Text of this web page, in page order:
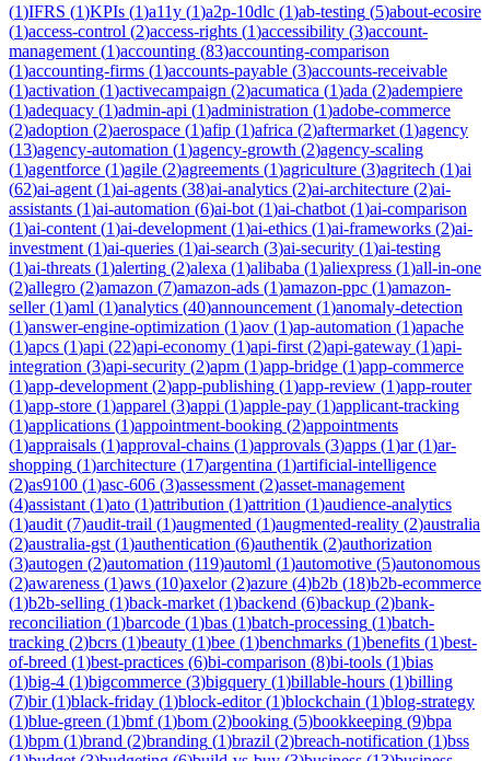
(1)IFRS (1)KPIs (1)a11y (1)a2p-10dlc (1)ab-testing (5)about-ecosire
(1)access-control (2)access-rights (1)accessibility (3)account-
management (1)accounting (83)accounting-comparison
(1)accounting-firms (1)accounts-payable (3)accounts-receivable
(1)activation (1)activecampaign (2)acumatica (1)ada (2)adempiere
(1)adequacy (1)admin-api (1)administration (1)adobe-commerce
(2)adoption (2)aerospace (1)afip (1)africa (2)aftermarket (1)agency
(13)agency-automation (1)agency-growth (2)agency-scaling
(1)agentforce (1)agile (2)agreements (1)agriculture (3)agritech (1)ai
(62)ai-agent (1)ai-agents (38)ai-analytics (2)ai-architecture (2)ai-
assistants (1)ai-automation (6)ai-bot (1)ai-chatbot (1)ai-comparison
(1)ai-content (1)ai-development (1)ai-ethics (1)ai-frameworks (2)ai-
investment (1)ai-queries (1)ai-search (3)ai-security (1)ai-testing
(1)ai-threats (1)alerting (2)alexa (1)alibaba (1)aliexpress (1)all-in-one
(2)allegro (2)amazon (7)amazon-ads (1)amazon-ppc (1)amazon-
seller(1)aml (1)analytics (40)announcement (1)anomaly-detection
(1)answer-engine-optimization (1)aov (1)ap-automation (1)apache
(1)apcs (1)api (22)api-economy (1)api-first (2)api-gateway (1)api-
integration (3)api-security (2)apm (1)app-bridge (1)app-commerce
(1)app-development (2)app-publishing (1)app-review (1)app-router
(1)app-store (1)apparel (3)appi (1)apple-pay (1)applicant-tracking
(1)applications (1)appointment-booking (2)appointments
(1)appraisals (1)approval-chains (1)approvals (3)apps (1)ar(1)ar-
shopping (1)architecture (17)argentina (1)artificial-intelligence
(2)as9100 (1)asc-606 (3)assessment (2)asset-management
(4)assistant (1)ato (1)attribution (1)attrition (1)audience-analytics
(1)audit (7)audit-trail (1)augmented (1)augmented-reality (2)australia
(2)australia-gst (1)authentication (6)authentik (2)authorization
(3)autogen (2)automation (119)automl (1)automotive (5)autonomous
(2)awareness (1)aws (10)axelor(2)azure (4)b2b (18)b2b-ecommerce
(1)b2b-selling (1)back-market (1)backend (6)backup (2)bank-
reconciliation (1)barcode (1)bas (1)batch-processing (1)batch-
tracking (2)bcrs (1)beauty (1)bee (1)benchmarks (1)benefits (1)best-
of-breed (1)best-practices (6)bi-comparison (8)bi-tools (1)bias
(1)big-4 (1)bigcommerce (3)bigquery (1)billable-hours (1)billing
(7)bir(1)black-friday (1)block-editor(1)blockchain (1)blog-strategy
(1)blue-green (1)bmf(1)bom (2)booking (5)bookkeeping (9)bpa
(1)bpm (1)brand (2)branding (1)brazil (2)breach-notification (1)bss